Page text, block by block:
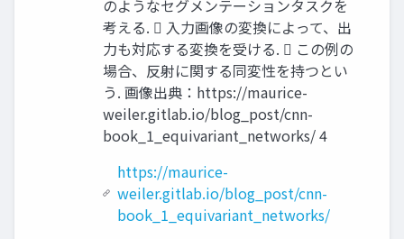
のようなセグメンテーションタスクを
考える.  入力画像の変換によって、出
力も対応する変換を受ける.  この例の
場合、反射に関する同変性を持つとい
う. 画像出典：https://maurice-
weiler.gitlab.io/blog_post/cnn-
book_1_equivariant_networks/ 4
https://maurice-
weiler.gitlab.io/blog_post/cnn-
book_1_equivariant_networks/